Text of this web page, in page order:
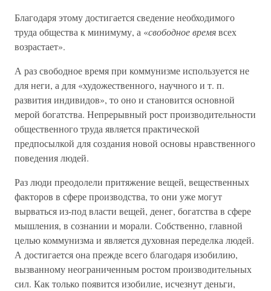
Благодаря этому достигается сведение необходимого
труда общества к минимуму, а «свободное времявсех
возрастает».
А раз свободное время при коммунизме используется не
для неги, а для «художественного, научного и т. п.
развития индивидов», то оно и становится основной
мерой богатства. Непрерывный рост производительности
общественного труда является практической
предпосылкой для создания новой основы нравственного
поведения людей.
Раз люди преодолели притяжение вещей, вещественных
факторов в сфере производства, то они уже могут
вырваться из-под власти вещей, денег, богатства в сфере
мышления, в сознании и морали. Собственно, главной
целью коммунизма и является духовная переделка людей.
А достигается она прежде всего благодаря изобилию,
вызванному неограниченным ростом производительных
сил. Как только появится изобилие, исчезнут деньги,